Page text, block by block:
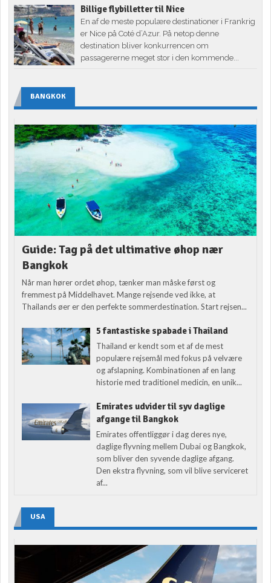
Billige flybilletter til Nice
En af de meste populære destinationer i Frankrig
er Nice på Coté d’Azur. På netop denne
destination bliver konkurrencen om
passagererne meget stor i den kommende...
BANGKOK
Guide: Tag på det ultimative øhop nær
Bangkok
Når man hører ordet øhop, tænker man måske først og
fremmest på Middelhavet. Mange rejsende ved ikke, at
Thailands øer er den perfekte sommerdestination. Start rejsen...
5 fantastiske spabade i Thailand
Thailand er kendt som et af de mest
populære rejsemål med fokus på velvære
og afslapning. Kombinationen af en lang
historie med traditionel medicin, en unik...
Emirates udvider til syv daglige
afgange til Bangkok
Emirates offentliggør i dag deres nye,
daglige flyvning mellem Dubai og Bangkok,
som bliver den syvende daglige afgang.
Den ekstra flyvning, som vil blive serviceret
af...
USA